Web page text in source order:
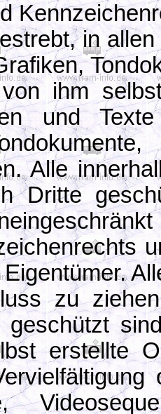
in
ihm
und
Alle
Dritte
zu
geschützt
erstellte